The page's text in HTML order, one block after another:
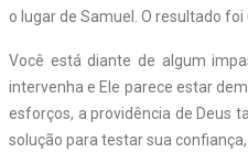
o lugar de Samuel. O resultado
Você está diante de algum
intervenha e Ele parece estar
esforços, a providência de Deus
solução para testar sua